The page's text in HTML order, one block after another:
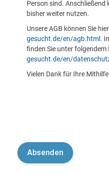
Person sind. Anschließend
bisher weiter nutzen.
Unsere AGB können Sie
gesucht.de/en/agb.html .
finden Sie unter folgendem
gesucht.de/en/
Vielen Dank für Ihre